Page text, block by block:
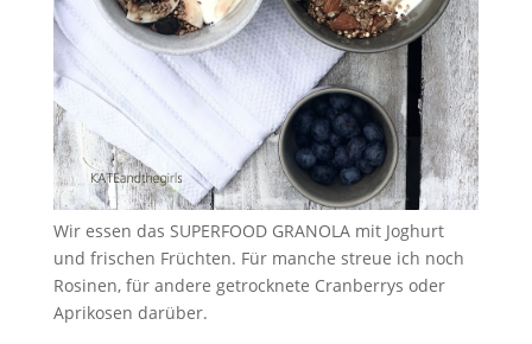
Wir essen das SUPERFOOD GRANOLA mit Joghurt
und frischen Früchten. Für manche streue ich noch
Rosinen, für andere getrocknete Cranberrys oder
Aprikosen darüber.